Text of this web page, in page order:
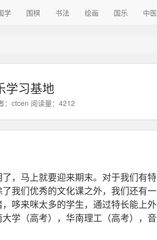
学 围棋 书法 绘画 国乐 中医
学习基地
ctcen 阅读量：4212
，马上就要迎来期末。对于我们有特
我们优秀的文化课之外，我们还有一
哆来咪太多的学生，通过特长能上外
学（高考），华南理工（高考），音